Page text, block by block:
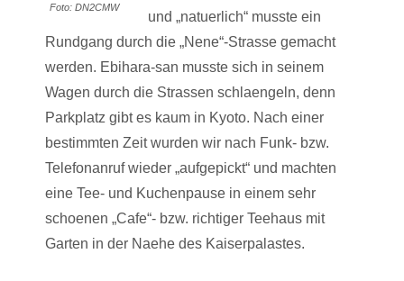
Foto: DN2CMW
und „natuerlich“ musste ein
Rundgang durch die „Nene“-Strasse gemacht
werden. Ebihara-san musste sich in seinem
Wagen durch die Strassen schlaengeln, denn
Parkplatz gibt es kaum in Kyoto. Nach einer
bestimmten Zeit wurden wir nach Funk- bzw.
Telefonanruf wieder „aufgepickt“ und machten
eine Tee- und Kuchenpause in einem sehr
schoenen „Cafe“- bzw. richtiger Teehaus mit
Garten in der Naehe des Kaiserpalastes.